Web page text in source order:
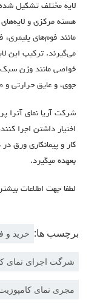
لایه مختلف تشکیل
هسته مرکزی و
مانند فوم‌های پلیمری،
می‌گیرند. ترکیب این
خواصی مانند وزن سبک،
جوی، و عایق حرارتی و
شرکت آریا نمای آترا
اختیار داشتن اجرا
بعهده میگیرد.
لطفا جهت اطلاعات
برچسب ها: خرید و
شرگت اجرای نمای
مجری نمای